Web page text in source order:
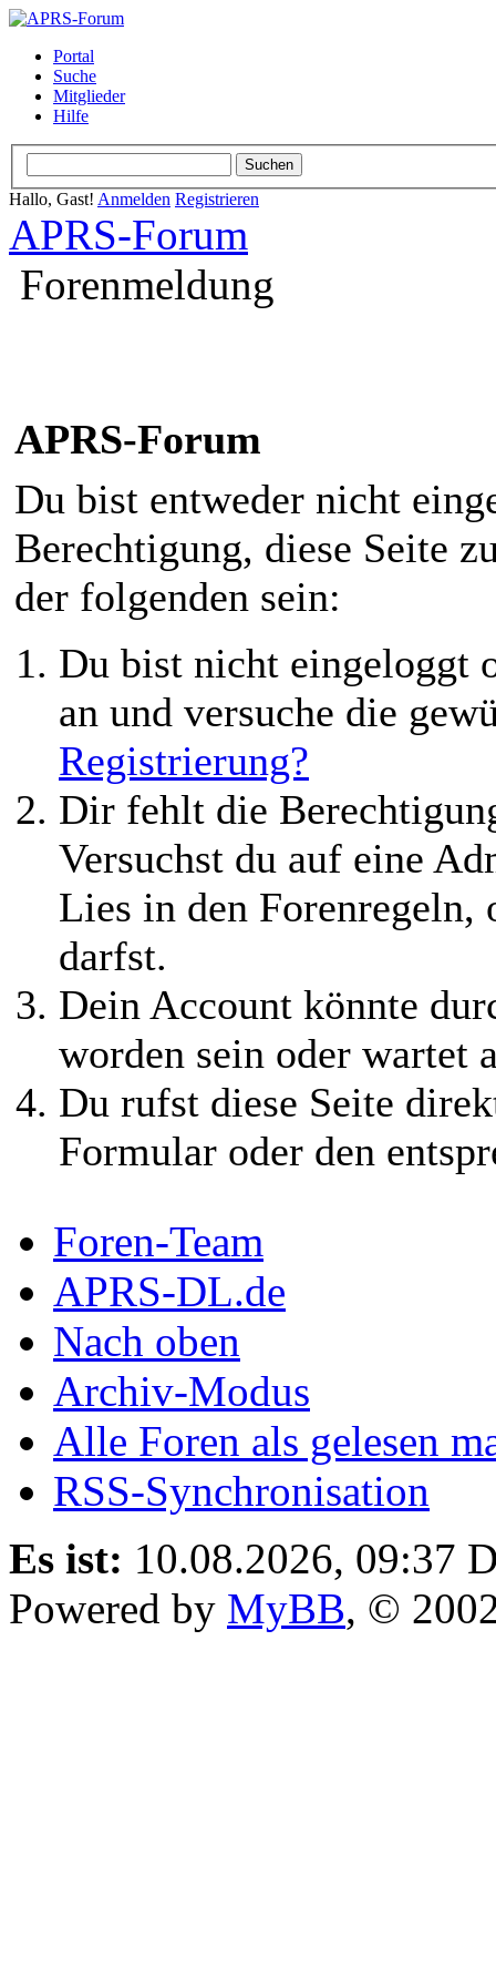
Portal
Suche
Mitglieder
Hilfe
Hallo, Gast! Anmelden Registrieren
APRS-Forum
Forenmeldung
APRS-Forum
Du bist entweder nicht
Berechtigung, diese Seite
der folgenden sein:
Du bist nicht eingeloggt
an und versuche die
Registrierung?
Dir fehlt die
Versuchst du auf eine
Lies in den Forenregeln,
darfst.
Dein Account könnte
worden sein oder wartet
Du rufst diese Seite
Formular oder den
Foren-Team
APRS-DL.de
Nach oben
Archiv-Modus
Alle Foren als gelesen
RSS-Synchronisation
Es ist: 10.08.2026, 09:37
Powered by MyBB, ©